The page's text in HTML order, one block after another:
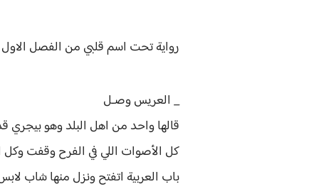
روايةتحت اسم قلبي من الفصل الاول
_ العريس وصـل
قالها واحد من اهل البلد وهو بيجري
كل الأصوات اللي في الفرح وقفت وكل
باب العربية اتفتح ونزل منها شاب